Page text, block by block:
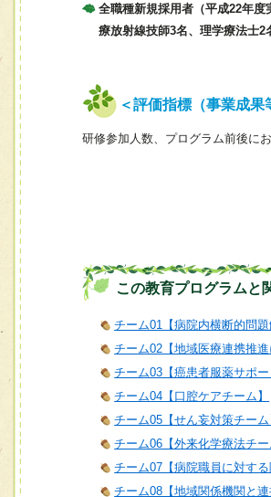
全職種新規採用者（平成22年
療放射線技師3名、理学療法士
＜評価指標（事業成果
研修参加人数、プログラム前後に
この教育プログラムと
チーム01【病院内横断的問題
チーム02【地域医療連携推
チーム03【癌患者服薬サポー
チーム04【口腔ケアチーム】
チーム05【せん妄対策チーム
チーム06【外来化学療法チー
チーム07【病院職員に対す
チーム08【地域関係機関と